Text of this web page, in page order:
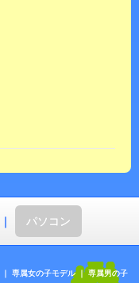
｜ パソコン
｜ 専属女の子モデル｜ 専属男の子